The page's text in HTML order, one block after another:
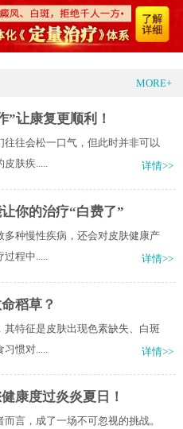
MORE+
”让康复更顺利！
往会松一口气，但此时并非可以
皮肤疾.....
详情>>
你的治疗“白费了”
种慢性疾病，还会对皮肤健康产
程中.....
详情>>
稻草？
特征是皮肤出现色素缺失、白斑
惯对.....
详情>>
康度过炎炎夏日！
言，成了一场不可忽视的挑战。